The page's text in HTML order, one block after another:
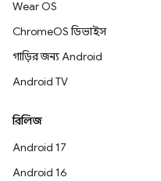
Wear OS
ChromeOS ডিভাইস
গাড়ির জন্য Android
Android TV
রিলিজ
Android 17
Android 16